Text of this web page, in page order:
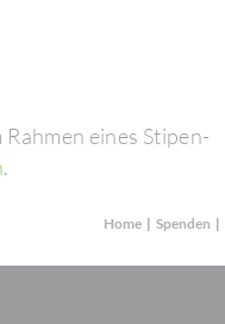
Rahmen eines Stipen­
.
Home | Spenden |